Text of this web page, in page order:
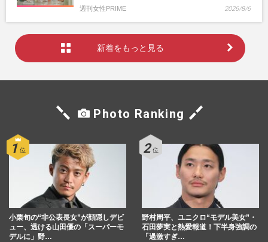
週刊女性PRIME 2026/8/6
新着をもっと見る
Photo Ranking
小栗旬の“非公表長女”が顔隠しデビ
ュー、透ける山田優の「スーパーモ
デルに」野…
野村周平、ユニクロ“モデル美女”・
石田夢実と熱愛報道！下半身強調の
「過激すぎ…